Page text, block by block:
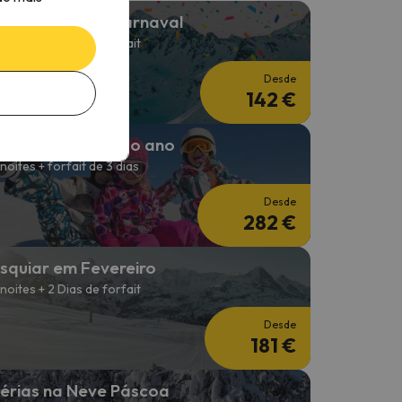
na Neve Carnaval
noites + 2 Dias de forfait
Desde
142 €
Esquiar no início do ano
+ forfait de 3 dias
Desde
282 €
em Fevereiro
+ 2 Dias de forfait
Desde
181 €
na Neve Páscoa